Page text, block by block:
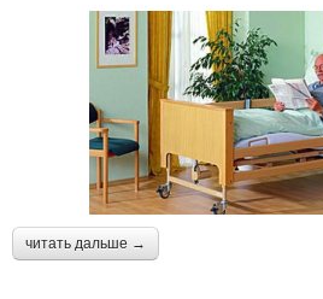
читать дальше →